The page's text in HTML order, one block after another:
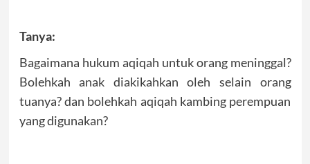
Tanya:
Bagaimana hukum aqiqah untuk orang meninggal?
Bolehkah anak diakikahkan oleh selain orang
tuanya? dan bolehkah aqiqah kambing perempuan
yang digunakan?